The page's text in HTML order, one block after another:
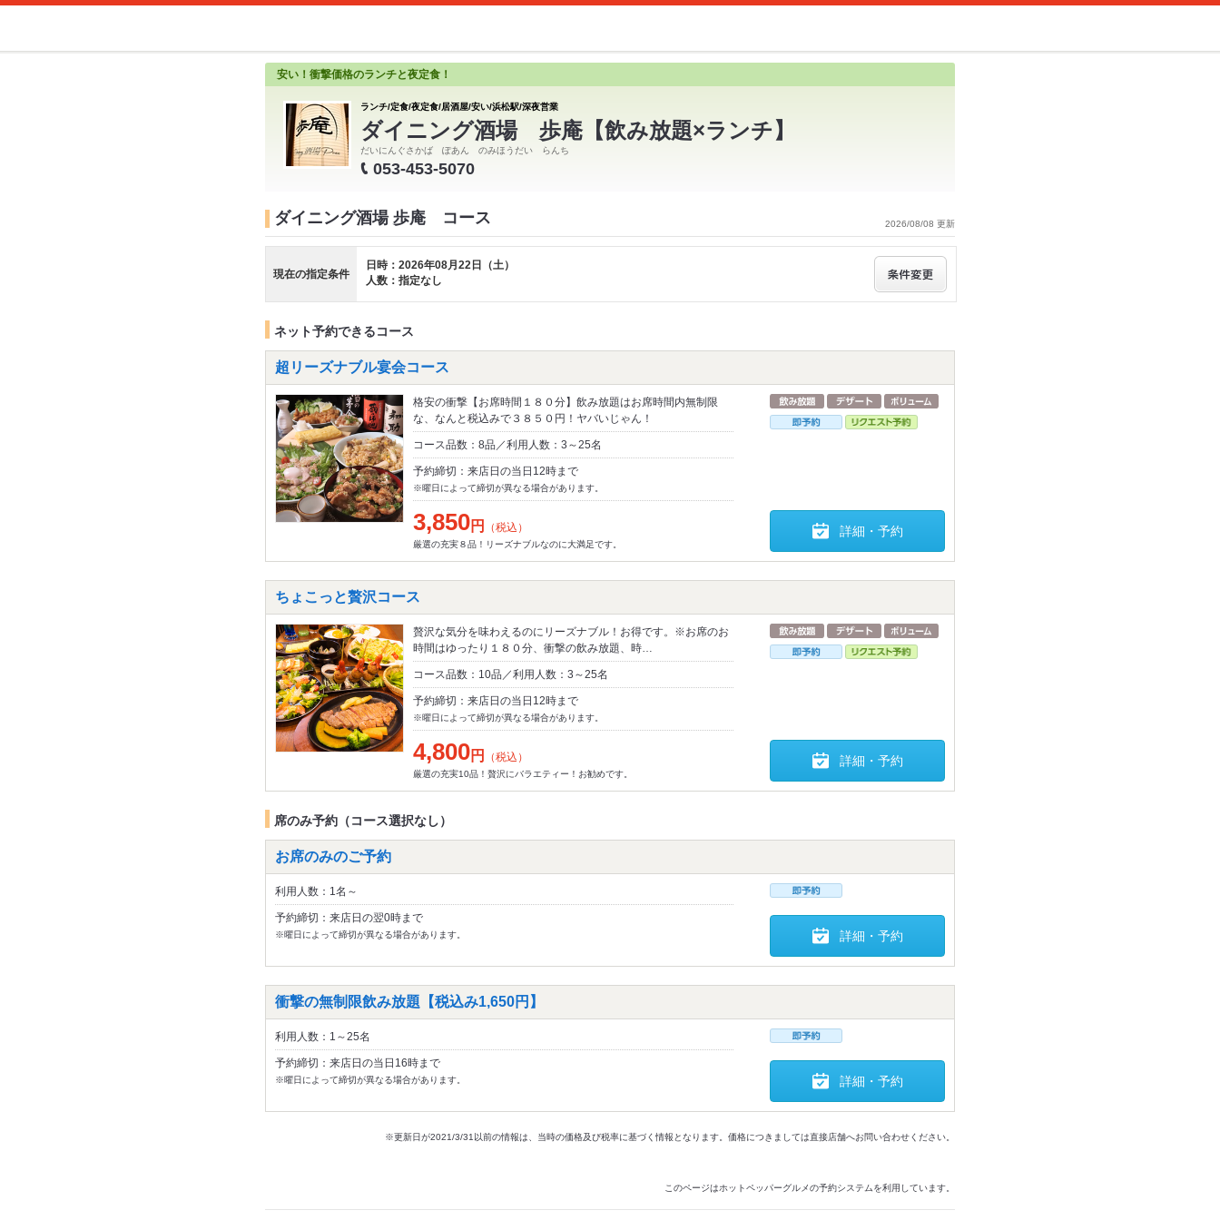
安い！衝撃価格のランチと夜定食！
ランチ/定食/夜定食/居酒屋/安い/浜松駅/深夜営業
ダイニング酒場 歩庵【飲み放題×ランチ】
だいにんぐさかば ぽあん のみほうだい らんち
053-453-5070
2026/08/08 更新
ダイニング酒場 歩庵 コース
現在の指定条件
日時：2026年08月22日（土）
人数：指定なし
ネット予約できるコース
超リーズナブル宴会コース
格安の衝撃【お席時間１８０分】飲み放題はお席時間内無制限
な、なんと税込みで３８５０円！ヤバいじゃん！
コース品数：8品／利用人数：3～25名
予約締切：来店日の当日12時まで
※曜日によって締切が異なる場合があります。
3,850円 （税込）
厳選の充実８品！リーズナブルなのに大満足です。
詳細・予約
ちょこっと贅沢コース
贅沢な気分を味わえるのにリーズナブル！お得です。※お席のお
時間はゆったり１８０分、衝撃の飲み放題、時…
コース品数：10品／利用人数：3～25名
予約締切：来店日の当日12時まで
※曜日によって締切が異なる場合があります。
4,800円 （税込）
厳選の充実10品！贅沢にバラエティー！お勧めです。
詳細・予約
席のみ予約（コース選択なし）
お席のみのご予約
利用人数：1名～
予約締切：来店日の翌0時まで
※曜日によって締切が異なる場合があります。 詳細・予約
衝撃の無制限飲み放題【税込み1,650円】
利用人数：1～25名
予約締切：来店日の当日16時まで
※曜日によって締切が異なる場合があります。 詳細・予約
※更新日が2021/3/31以前の情報は、当時の価格及び税率に基づく情報となります。価格につきましては直接店舗へお問い合わせください。
このページはホットペッパーグルメの予約システムを利用しています。